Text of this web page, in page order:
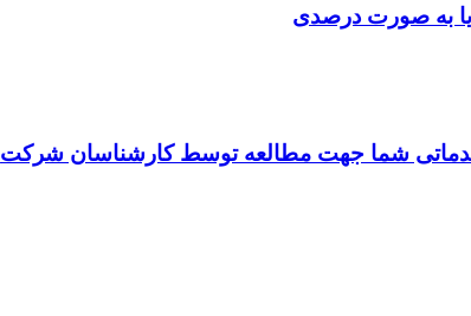
به صورت درصدی
خدماتی شما جهت مطالعه توسط کارشناسان شرکت